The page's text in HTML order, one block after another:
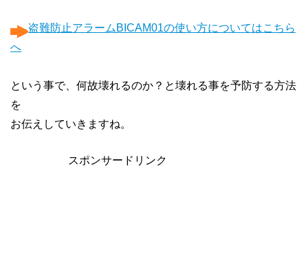
盗難防止アラームBICAM01の使い方についてはこちら
へ
という事で、何故壊れるのか？と壊れる事を予防する方法
を
お伝えしていきますね。
スポンサードリンク